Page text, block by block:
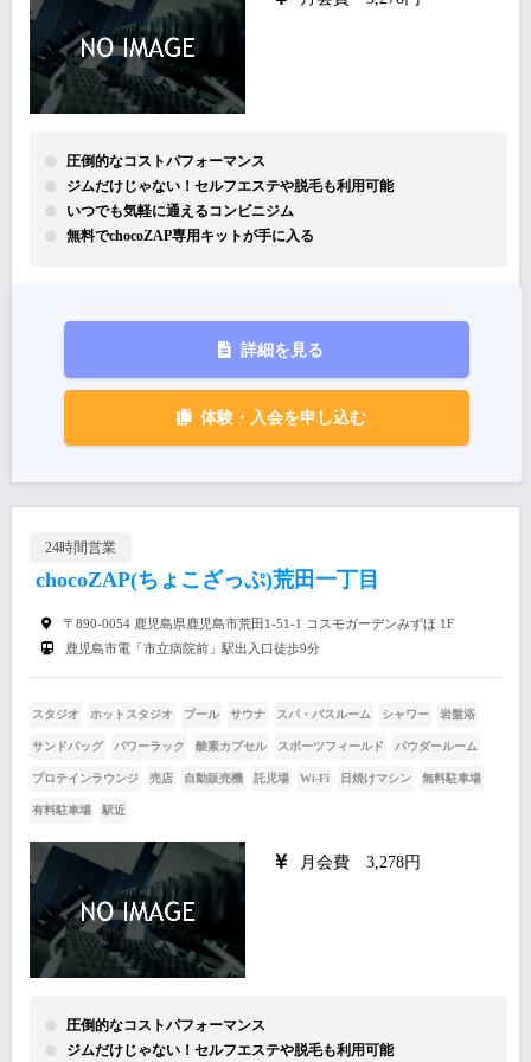
圧倒的なコストパフォーマンス
ジムだけじゃない！セルフエステや脱毛も利用可能
いつでも気軽に通えるコンビニジム
無料でchocoZAP専用キットが手に入る
詳細を見る
体験・入会を申し込む
24時間営業
chocoZAP(ちょこざっぷ)荒田一丁目
〒890-0054 鹿児島県鹿児島市荒田1-51-1 コスモガーデンみずほ 1F
鹿児島市電「市立病院前」駅出入口徒歩9分
スタジオ ホットスタジオ プール サウナ スパ・バスルーム シャワー 岩盤浴
サンドバッグ パワーラック 酸素カプセル スポーツフィールド パウダールーム
プロテインラウンジ 売店 自動販売機 託児場 Wi-Fi 日焼けマシン 無料駐車場
有料駐車場 駅近
月会費 3,278円
圧倒的なコストパフォーマンス
ジムだけじゃない！セルフエステや脱毛も利用可能